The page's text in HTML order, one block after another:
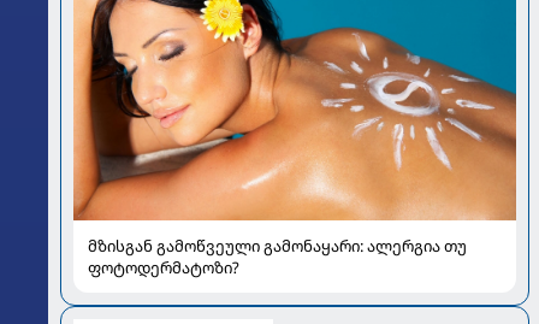
მზისგან გამოწვეული გამონაყარი: ალერგია თუ
ფოტოდერმატოზი?